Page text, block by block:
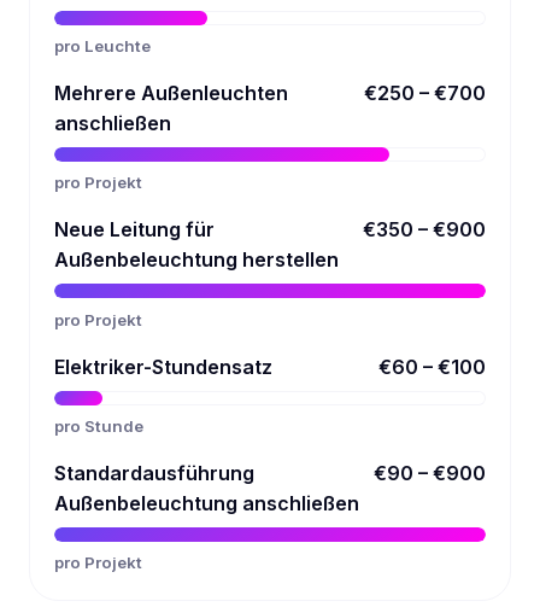
pro Leuchte
Mehrere Außenleuchten
anschließen
€250 – €700
pro Projekt
Neue Leitung für
Außenbeleuchtung herstellen
€350 – €900
pro Projekt
Elektriker-Stundensatz €60 – €100
pro Stunde
Standardausführung
Außenbeleuchtung anschließen
€90 – €900
pro Projekt